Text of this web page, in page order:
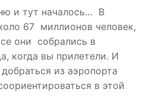
и тут началось… В
67 миллионов человек,
они собрались в
когда вы прилетели. И
из аэропорта
в этой